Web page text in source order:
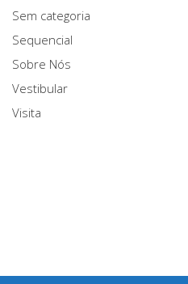
Sem categoria
Sequencial
Sobre Nós
Vestibular
Visita